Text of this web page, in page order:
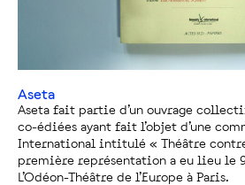
Aseta
Aseta fait partie d’un ouvrage
co-édiées ayant fait l’objet d’une
International intitulé « Théâtre
première représentation a eu lieu le
L’Odéon-Théâtre de l’Europe à Paris.